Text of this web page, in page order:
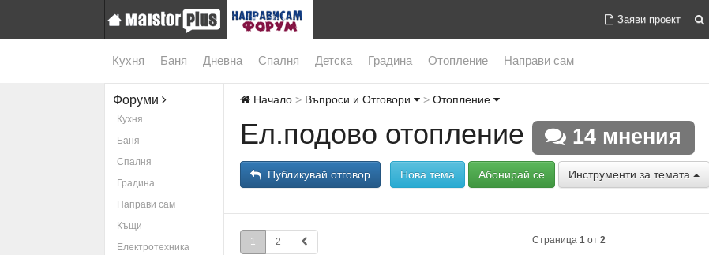
Заяви проект
Кухня Баня Дневна Спалня Детска Градина Отопление Направи сам
Форуми
Кухня
Баня
Спалня
Градина
Направи сам
Къщи
Електротехника
Начало Въпроси и Отговори Отопление
Ел.подово отопление 14 мнения
Публикувай отговор Нова тема Абонирай се Инструменти за темата
1 2 Страница 1от 2